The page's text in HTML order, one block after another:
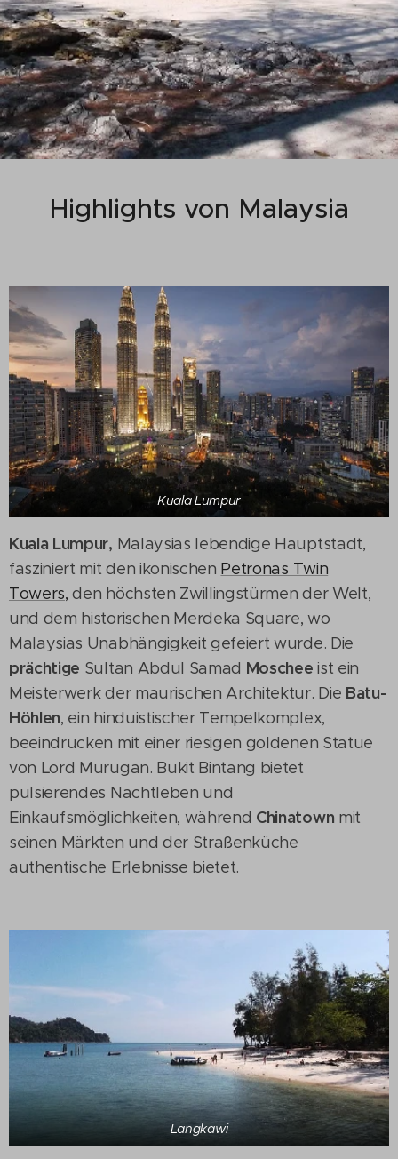
.
Highlights von Malaysia
Kuala Lumpur
Kuala Lumpur, Malaysias lebendige Hauptstadt,
fasziniert mit den ikonischen Petronas Twin
Towers, den höchsten Zwillingstürmen der Welt,
und dem historischen Merdeka Square, wo
Malaysias Unabhängigkeit gefeiert wurde. Die
prächtige Sultan Abdul Samad Moscheeist ein
Meisterwerk der maurischen Architektur. Die Batu-
Höhlen, ein hinduistischer Tempelkomplex,
beeindrucken mit einer riesigen goldenen Statue
von Lord Murugan. Bukit Bintang bietet
pulsierendes Nachtleben und
Einkaufsmöglichkeiten, während Chinatown mit
seinen Märkten und der Straßenküche
authentische Erlebnisse bietet.
Langkawi